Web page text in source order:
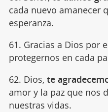
cada nuevo amanecer
esperanza.
61. Gracias a Dios por
protegernos en cada
62. Dios, te
amor y la paz que nos
nuestras vidas.